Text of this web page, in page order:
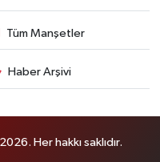
Tüm Manşetler
Haber Arşivi
Her hakkı saklıdır.